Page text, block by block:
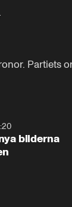
Partiets
bilderna